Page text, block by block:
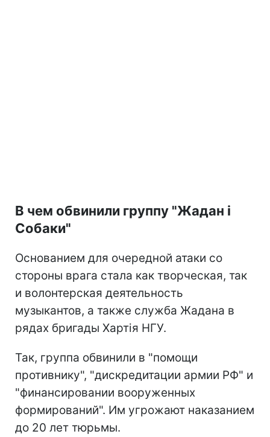
В чем обвинили группу "Жадан і
Собаки"
Основанием для очередной атаки со
стороны врага стала как творческая, так
и волонтерская деятельность
музыкантов, а также служба Жадана в
рядах бригады Хартія НГУ.
Так, группа обвинили в "помощи
противнику", "дискредитации армии РФ" и
"финансировании вооруженных
формирований". Им угрожают наказанием
до 20 лет тюрьмы.